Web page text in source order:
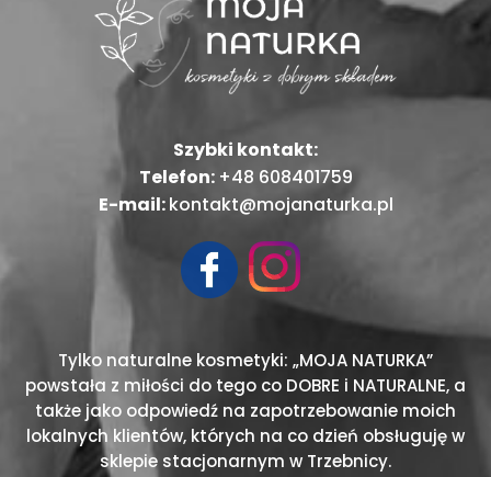
Szybki kontakt:
Telefon: +48 608401759
E-mail:kontakt@mojanaturka.pl
Tylko naturalne kosmetyki: „MOJA NATURKA”
powstała z miłości do tego co DOBRE i NATURALNE, a
także jako odpowiedź na zapotrzebowanie moich
lokalnych klientów, których na co dzień obsługuję w
sklepie stacjonarnym w Trzebnicy.